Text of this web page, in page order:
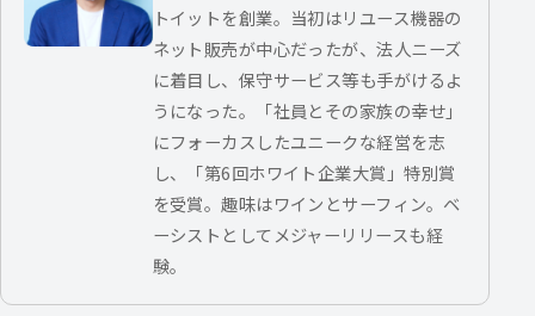
トイットを創業。当初はリユース機器の
ネット販売が中心だったが、法人ニーズ
に着目し、保守サービス等も手がけるよ
うになった。「社員とその家族の幸せ」
にフォーカスしたユニークな経営を志
し、「第6回ホワイト企業大賞」特別賞
を受賞。趣味はワインとサーフィン。ベ
ーシストとしてメジャーリリースも経
験。